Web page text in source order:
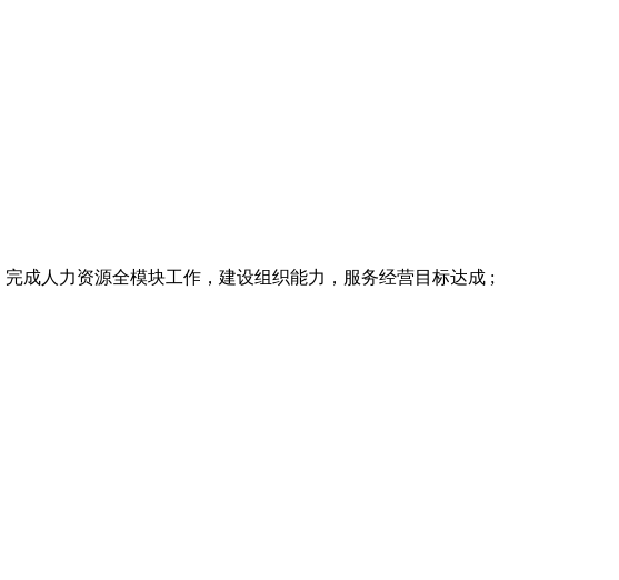
成人力资源全模块工作，建设组织能力，服务经营目标达成 ;